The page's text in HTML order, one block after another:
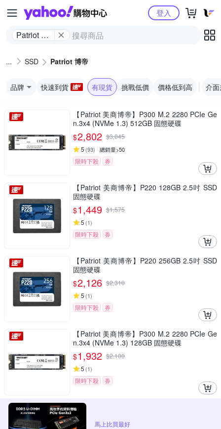
Yahoo購物中心
Patriot 博
登入
SSD Patriot 博帝
品牌 快速到貨 有現貨 挑戰低價 價格低到高 介
【Patriot 美商博帝】P300 M.2 2280 PCIe Ge
n.3x4 (NVMe 1.3) 512GB 固態硬碟
$2,802 $3,045
5 (93) 總銷量>50
限時下殺 券
【Patriot 美商博帝】P220 128GB 2.5吋 SSD
固態硬碟
$1,449 $1,575
5 (1)
限時下殺 券
【Patriot 美商博帝】P220 256GB 2.5吋 SSD
固態硬碟
$2,126 $2,310
5 (1)
限時下殺 券
【Patriot 美商博帝】P300 M.2 2280 PCIe Ge
n.3x4 (NVMe 1.3) 128GB 固態硬碟
$1,932 $2,100
5 (1)
限時下殺 券
馬上比買最好